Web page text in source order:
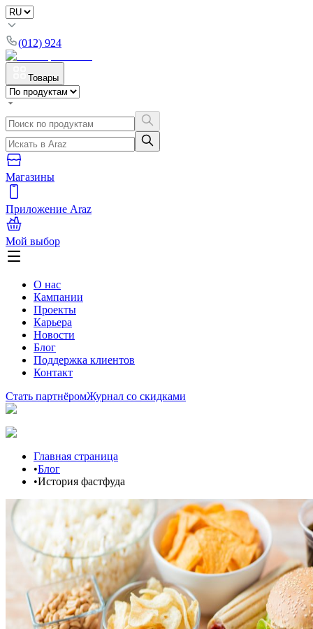
(012) 924
Товары
Магазины
Приложение Araz
Мой выбор
О нас
Кампании
Проекты
Карьера
Новости
Блог
Поддержка клиентов
Контакт
Стать партнёромЖурнал со скидками
Главная страница
•Блог
•История фастфуда